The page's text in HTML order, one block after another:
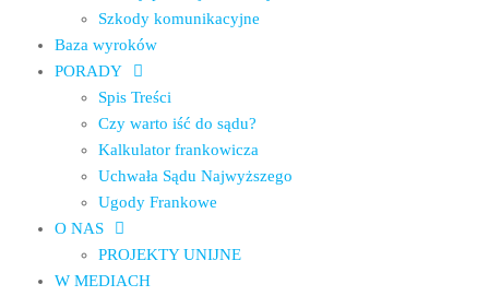
Szkody komunikacyjne
Baza wyroków
PORADY
Spis Treści
Czy warto iść do sądu?
Kalkulator frankowicza
Uchwała Sądu Najwyższego
Ugody Frankowe
O NAS
PROJEKTY UNIJNE
W MEDIACH